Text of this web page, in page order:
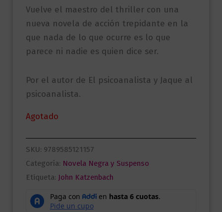
Vuelve el maestro del thriller con una
nueva novela de acción trepidante en la
que nada de lo que ocurre es lo que
parece ni nadie es quien dice ser.
Por el autor de El psicoanalista y Jaque al
psicoanalista.
Agotado
SKU: 9789585121157
Categoría: Novela Negra y Suspenso
Etiqueta: John Katzenbach